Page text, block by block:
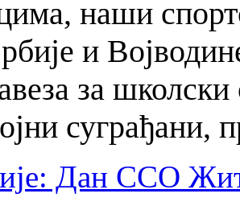
наши
и
за
суграђани,
Дан ССО